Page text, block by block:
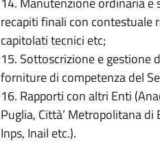
recapiti finali con contestuale
capitolati tecnici etc;
15. Sottoscrizione e gestione
forniture di competenza del
16. Rapporti con altri Enti
Puglia, Città’ Metropolitana
Inps, Inail etc.).